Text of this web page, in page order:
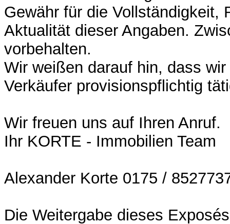
Gewähr für die Vollständigkeit,
Aktualität dieser Angaben.
vorbehalten.
Wir weißen darauf hin, dass
Verkäufer provisionspflichtig
Wir freuen uns auf Ihren Anruf.
Ihr KORTE - Immobilien Team
Alexander Korte 0175 /
Die Weitergabe dieses